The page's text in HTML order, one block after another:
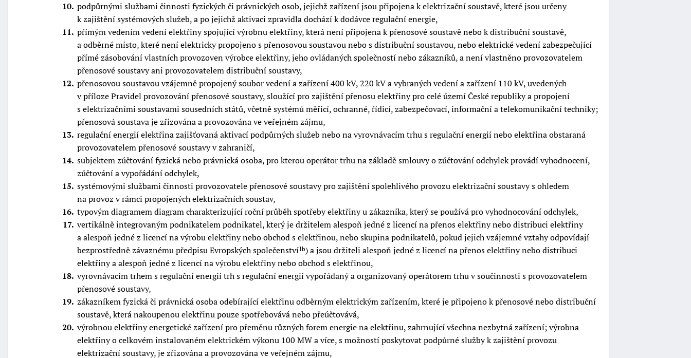
10 podpůrnými službami činnosti fyzických či právnických osob, jejichž zařízení jsou připojena k elektrizační soustavě, které jsou určeny
k zajištění systémových služeb, a po jejichž aktivaci zpravidla dochází k dodávce regulační energie,
11 přímým vedením vedení elektřiny spojující výrobnu elektřiny, která není připojena k přenosové soustavě nebo k distribuční soustavě,
a odběrné místo, které není elektricky propojeno s přenosovou soustavou nebo s distribuční soustavou, nebo elektrické vedení zabezpečující
přímé zásobování vlastních provozoven výrobce elektřiny, jeho ovládaných společností nebo zákazníků, a není vlastněno provozovatelem
přenosové soustavy ani provozovatelem distribuční soustavy,
12 přenosovou soustavou vzájemně propojený soubor vedení a zařízení 400 kV, 220 kV a vybraných vedení a zařízení 110 kV, uvedených
v příloze Pravidel provozování přenosové soustavy, sloužící pro zajištění přenosu elektřiny pro celé území České republiky a propojení
s elektrizačními soustavami sousedních států, včetně systémů měřicí, ochranné, řídicí, zabezpečovací, informační a telekomunikační techniky;
přenosová soustava je zřizována a provozována ve veřejném zájmu,
13 regulační energií elektřina zajišťovaná aktivací podpůrných služeb nebo na vyrovnávacím trhu s regulační energií nebo elektřina obstaraná
provozovatelem přenosové soustavy v zahraničí,
14 subjektem zúčtování fyzická nebo právnická osoba, pro kterou operátor trhu na základě smlouvy o zúčtování odchylek provádí vyhodnocení,
zúčtování a vypořádání odchylek,
15 systémovými službami činnosti provozovatele přenosové soustavy pro zajištění spolehlivého provozu elektrizační soustavy s ohledem
na provoz v rámci propojených elektrizačních soustav,
16 typovým diagramem diagram charakterizující roční průběh spotřeby elektřiny u zákazníka, který se používá pro vyhodnocování odchylek,
17 vertikálně integrovaným podnikatelem podnikatel, který je držitelem alespoň jedné z licencí na přenos elektřiny nebo distribuci elektřiny
a alespoň jedné z licencí na výrobu elektřiny nebo obchod s elektřinou, nebo skupina podnikatelů, pokud jejich vzájemné vztahy odpovídají
bezprostředně závaznému předpisu Evropských společenství1b) a jsou držiteli alespoň jedné z licencí na přenos elektřiny nebo distribuci
elektřiny a alespoň jedné z licencí na výrobu elektřiny nebo obchod s elektřinou,
18 vyrovnávacím trhem s regulační energií trh s regulační energií vypořádaný a organizovaný operátorem trhu v součinnosti s provozovatelem
přenosové soustavy,
19 zákazníkem fyzická či právnická osoba odebírající elektřinu odběrným elektrickým zařízením, které je připojeno k přenosové nebo distribuční
soustavě, která nakoupenou elektřinu pouze spotřebovává nebo přeúčtovává,
20 výrobnou elektřiny energetické zařízení pro přeměnu různých forem energie na elektřinu, zahrnující všechna nezbytná zařízení; výrobna
elektřiny o celkovém instalovaném elektrickém výkonu 100 MW a více, s možností poskytovat podpůrné služby k zajištění provozu
elektrizační soustavy, je zřizována a provozována ve veřejném zájmu,